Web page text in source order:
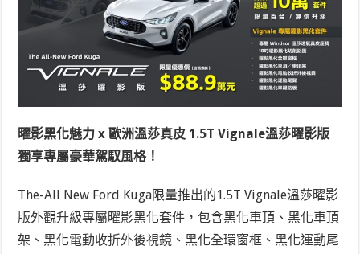
曜影黑化魅力 x 歐洲溫莎真皮 1.5T Vignale溫莎曜影版
獨享專屬豪華駕馭風格！
The-All New Ford Kuga限量推出的1.5T Vignale溫莎曜影
版外觀升級專屬曜影黑化套件，包含黑化車頂、黑化車頂
架、黑化電動收折外後視鏡、黑化全環窗框、黑化運動尾